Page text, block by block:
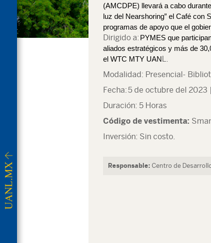
(AMCDPE) llevará a cabo
luz del Nearshoring” el Café
programas de apoyo que el
Dirigido a: PYMES que
aliados estratégicos y más de
el WTC MTY UANL.
Modalidad: Presencial-
Fecha:5 de octubre del 2023
Duración: 5 Horas
Código de vestimenta:
Inversión: Sin costo.
Responsable: Centro de